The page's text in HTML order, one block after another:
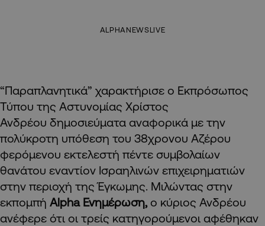
ALPHANEWSLIVE
“Παραπλανητικά” χαρακτήρισε ο Εκπρόσωπος
Τύπου της Αστυνομίας Χρίστος
Ανδρέου δημοσιεύματα αναφορικά με την
πολύκροτη υπόθεση του 38χρονου Αζέρου
φερόμενου εκτελεστή πέντε συμβολαίων
θανάτου εναντίον Ισραηλινών επιχειρηματιών
στην περιοχή της Έγκωμης. Μιλώντας στην
εκπομπή Alpha Ενημέρωση, ο κύριος Ανδρέου
ανέφερε ότι οι τρείς κατηγορούμενοι αφέθηκαν